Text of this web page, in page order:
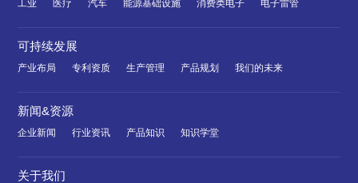
工业 医疗 汽车 能源基础设施 消费类电子 电子雷管
可持续发展
产业布局 专利资质 生产管理 产品规划 我们的未来
新闻&资源
企业新闻 行业资讯 产品知识 知识学堂
关于我们